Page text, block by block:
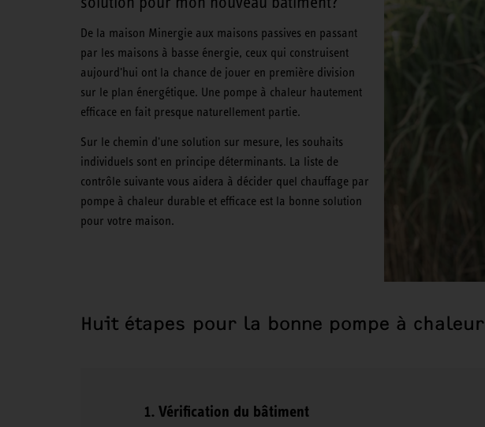
De la maison Minergie aux maisons passives en passant
par les maisons à basse énergie, ceux qui construisent
aujourd'hui ont la chance de jouer en première division
sur le plan énergétique. Une pompe à chaleur hautement
efficace en fait presque naturellement partie.
Sur le chemin d'une solution sur mesure, les souhaits
individuels sont en principe déterminants. La liste de
contrôle suivante vous aidera à décider quel chauffage par
pompe à chaleur durable et efficace est la bonne solution
pour votre maison.
Huit étapes pour la bonne pompe à chaleur
Vérification du bâtiment